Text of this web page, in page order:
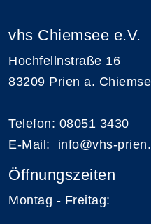
vhs Chiemsee e.V.
Hochfellnstraße 16
83209 Prien a.
Telefon: 08051 3430
E-Mail: info@vhs-
Öffnungszeiten
Montag - Freitag: